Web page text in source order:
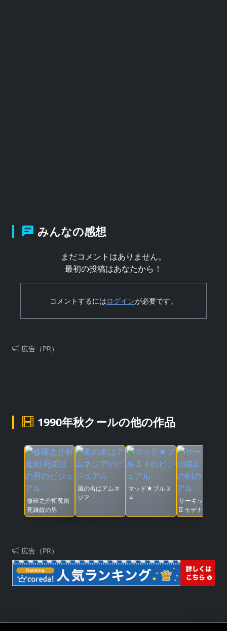
みんなの感想
まだコメントはありません。
最初の投稿はあなたから！
コメントするにはログインが必要です。
広告（PR）
1990年秋クールの他の作品
修羅之介斬魔劍
死鎌紋の男
風の名はアムネ
ジア
マッド★ブル３
４
サーキットの狼
II モデナの剣
広告（PR）